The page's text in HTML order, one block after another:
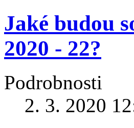
Jaké budou
2020 - 22?
Podrobnosti
2. 3. 2020